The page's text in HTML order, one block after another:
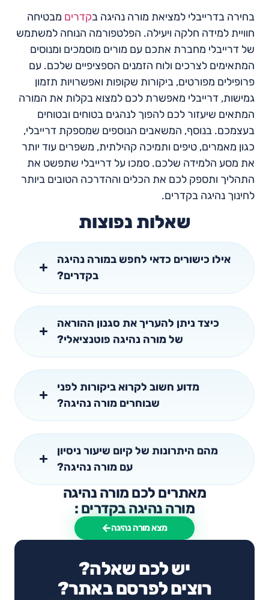
בחירה בדרייבלי למציאת מורה נהיגה בקדרים מבטיחה
חוויית למידה חלקה ויעילה. הפלטפורמה הנוחה למשתמש
של דרייבלי מחברת אתכם עם מורים מוסמכים ומנוסים
המתאימים לצרכים ולוח הזמנים הספציפיים שלכם. עם
פרופילים מפורטים, ביקורות שקופות ואפשרויות תזמון
גמישות, דרייבלי מאפשרת לכם למצוא בקלות את המורה
המתאים שיעזור לכם להפוך לנהגים בטוחים ובטוחים
בעצמכם. בנוסף, המשאבים הנוספים שמספקת דרייבלי,
כגון מאמרים, טיפים ותמיכה קהילתית, משפרים עוד יותר
את מסע הלמידה שלכם. סמכו על דרייבלי שתפשט את
התהליך ותספק לכם את הכלים וההדרכה הטובים ביותר
לחינוך נהיגה בקדרים.
שאלות נפוצות
אילו כישורים כדאי לחפש במורה נהיגה
בקדרים?
כיצד ניתן להעריך את סגנון ההוראה
של מורה נהיגה פוטנציאלי?
מדוע חשוב לקרוא ביקורות לפני
שבוחרים מורה נהיגה?
מהם היתרונות של קיום שיעור ניסיון
עם מורה נהיגה?
מאתרים לכם מורה נהיגה
מורה נהיגה בקדרים :
מצא מורה נהיגה
יש לכם שאלה?
רוצים לפרסם באתר?